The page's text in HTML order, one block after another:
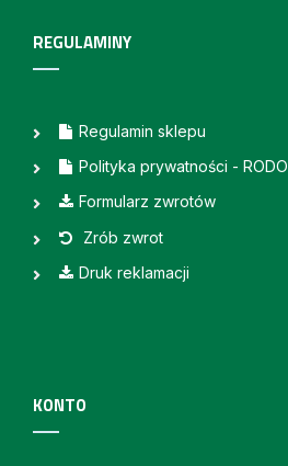
REGULAMINY
Regulamin sklepu
Polityka prywatności - RODO
Formularz zwrotów
Zrób zwrot
Druk reklamacji
KONTO